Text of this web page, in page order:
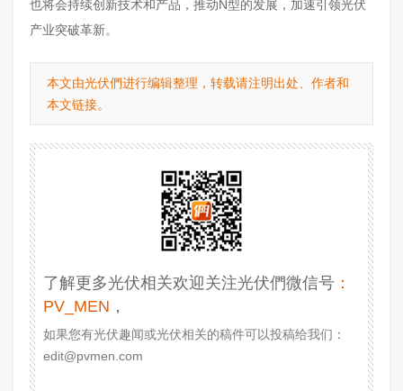
也将会持续创新技术和产品，推动N型的发展，加速引领光伏
产业突破革新。
本文由光伏們进行编辑整理，转载请注明出处、作者和
本文链接。
了解更多光伏相关欢迎关注光伏們微信号 ：
PV_MEN ，
如果您有光伏趣闻或光伏相关的稿件可以投稿给我们：
edit@pvmen.com